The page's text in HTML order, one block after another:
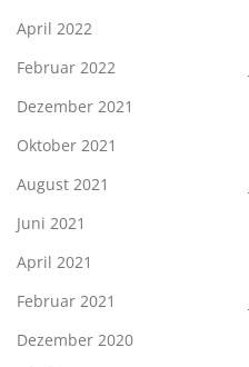
April 2022
Februar 2022
Dezember 2021
Oktober 2021
August 2021
Juni 2021
April 2021
Februar 2021
Dezember 2020